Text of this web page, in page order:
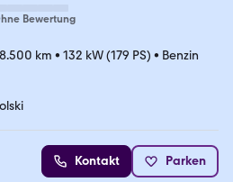
Bewertung
km • 132 kW (179 PS) • Benzin
Kontakt Parken